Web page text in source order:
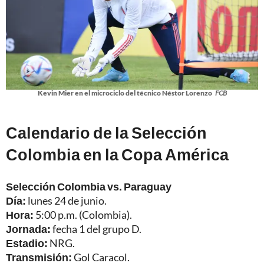
Kevin Mier en el microciclo del técnico Néstor Lorenzo FCB
Calendario de la Selección
Colombia en la Copa América
Selección Colombia vs. Paraguay
Día: lunes 24 de junio.
Hora: 5:00 p.m. (Colombia).
Jornada:fecha 1 del grupo D.
Estadio: NRG.
Transmisión:Gol Caracol.